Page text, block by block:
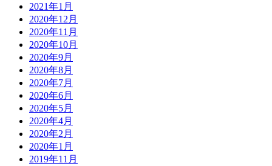
2021年1月
2020年12月
2020年11月
2020年10月
2020年9月
2020年8月
2020年7月
2020年6月
2020年5月
2020年4月
2020年2月
2020年1月
2019年11月